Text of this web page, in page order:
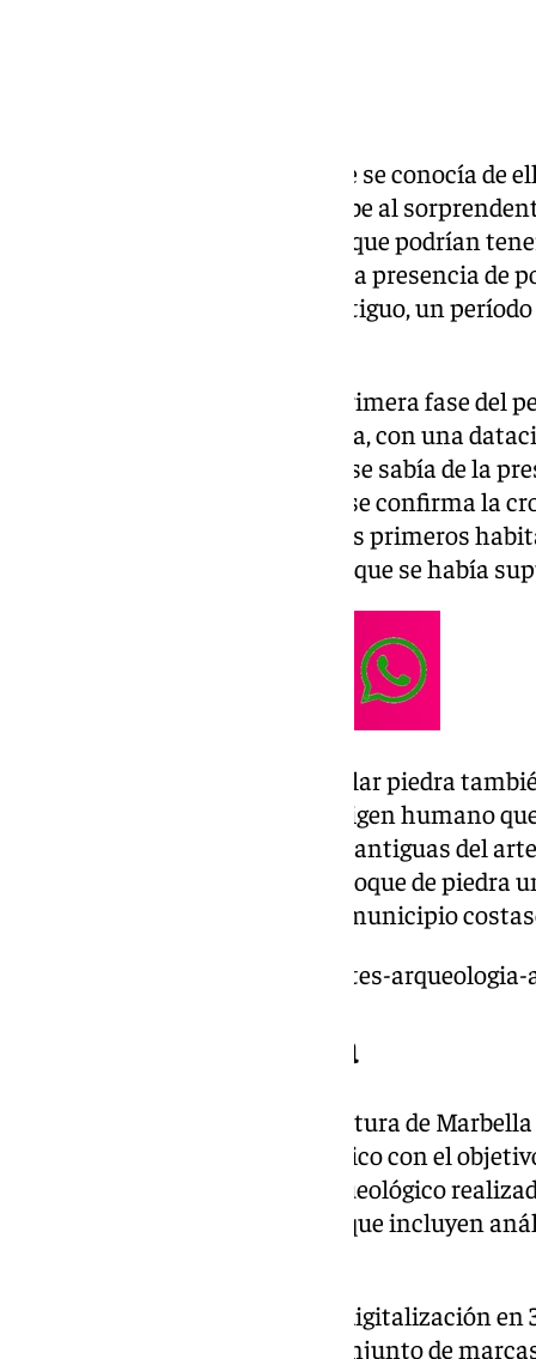
La historia de Málaga —o lo que se conocía de
cambiar. Este posible giro se debe al
bloque de piedra con grafismos que podrían
antigüedad, lo que confirmaría la presencia de
durante el Paleolítico Medio Antiguo, un
Dicha etapa corresponde a la primera fase del
inicios de la prehistoria humana, con una
150.000 años atrás. Aunque ya se sabía de la
durante el Paleolítico Medio, si se confirma la
descubrimiento revelaría que los primeros
época mucho más remota de lo que se había
Pero esto no es todo. Esta singular piedra
representaciones gráficas de origen humano
años las representaciones más antiguas del
descubrimientos confieren al bloque de piedra
la historia de la provincia y del municipio
https://www.101tv.es/estudiantes-
Un giro en la historia
La Delegación Municipal de Cultura de
sobre este hallazgo artístico único con el
propuesta en el estudio geoarqueológico
técnicas de datación absoluta, que incluyen
También se llevará a cabo una digitalización
virtual de alta resolución del conjunto de